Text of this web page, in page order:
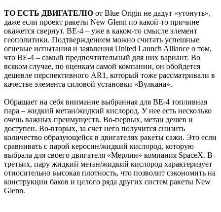
ТО ЕСТЬ ДВИГАТЕЛЮ от Blue Origin не дадут «утонуть»,
даже если проект ракеты New Glenn по какой-то причине
окажется свернут. BE-4 – уже в каком-то смысле элемент
геополитики. Подтверждением можно считать успешные
огневые испытания и заявления United Launch Alliance о том,
что BE-4 – самый предпочтительный для них вариант. Во
всяком случае, по оценкам самой компании, он обойдется
дешевле перспективного AR1, который тоже рассматривали в
качестве элемента силовой установки «Вулкана».
Обращает на себя внимание выбранная для BE-4 топливная
пара – жидкий метан/жидкий кислород. У нее есть несколько
очень важных преимуществ. Во-первых, метан дешев и
доступен. Во-вторых, за счет него получится снизить
количество образующейся в двигателях ракеты сажи. Это если
сравнивать с парой керосин/жидкий кислород, которую
выбрала для своего двигателя «Мерлин» компания SpaceX. В-
третьих, пару жидкий метан/жидкий кислород характеризует
относительно высокая плотность, что позволит сэкономить на
конструкции баков и целого ряда других систем ракеты New
Glenn.